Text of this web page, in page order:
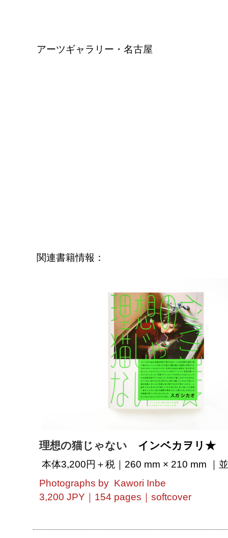
アーツギャラリー・名古屋
関連書籍情報：
理想の猫じゃない インベカヲリ★
本体3,200円＋税｜260 mm × 210 mm ｜
Photographs by Kawori Inbe
3,200 JPY｜154 pages｜softcover